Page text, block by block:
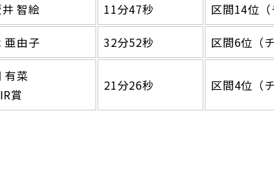
智絵 11分47秒
区間14位
亜由子 32分52秒 区間6位（
有菜
賞
21分26秒 区間4位（